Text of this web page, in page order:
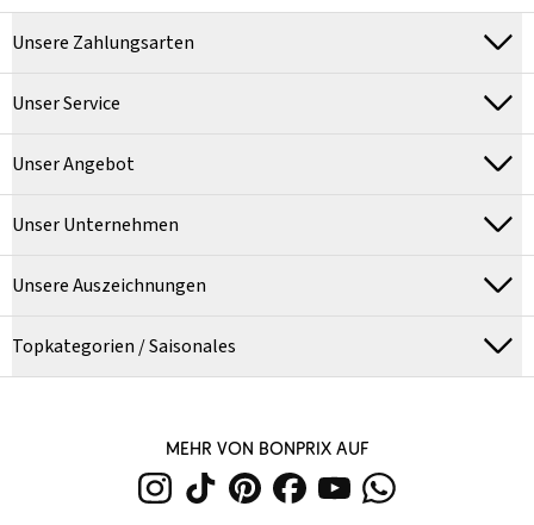
Unsere Zahlungsarten
Unser Service
Unser Angebot
Unser Unternehmen
Unsere Auszeichnungen
Topkategorien / Saisonales
MEHR VON BONPRIX AUF